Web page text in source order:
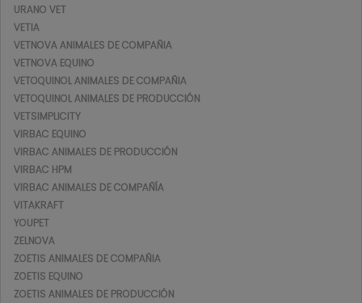
URANO VET
VETIA
VETNOVA ANIMALES DE COMPAÑIA
VETNOVA EQUINO
VETOQUINOL ANIMALES DE COMPAÑIA
VETOQUINOL ANIMALES DE PRODUCCIÓN
VETSIMPLICITY
VIRBAC EQUINO
VIRBAC ANIMALES DE PRODUCCIÓN
VIRBAC HPM
VIRBAC ANIMALES DE COMPAÑÍA
VITAKRAFT
YOUPET
ZELNOVA
ZOETIS ANIMALES DE COMPAÑIA
ZOETIS EQUINO
ZOETIS ANIMALES DE PRODUCCIÓN